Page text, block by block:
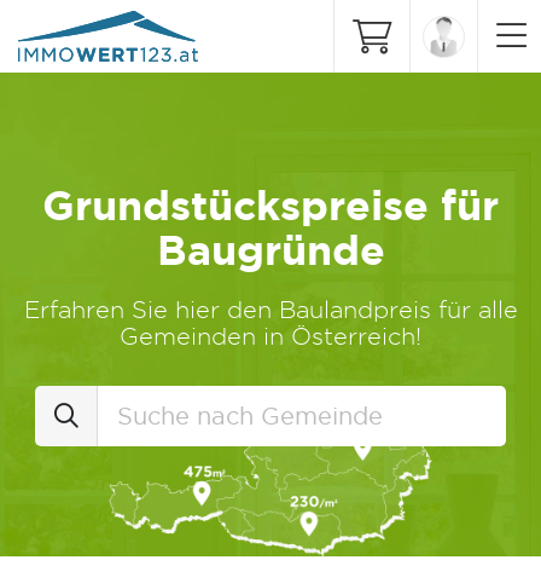
Grundstückspreise für
Baugründe
Erfahren Sie hier den Baulandpreis für alle
Gemeinden in Österreich!